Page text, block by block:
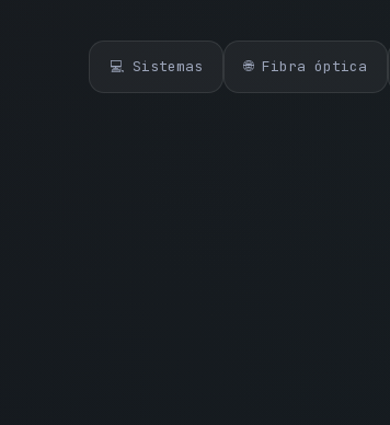
💻 Sistemas 🌐 Fibra óptica